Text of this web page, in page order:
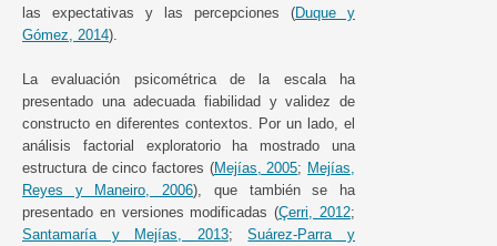
las expectativas y las percepciones (Duque y
Gómez, 2014).
La evaluación psicométrica de la escala ha
presentado una adecuada fiabilidad y validez de
constructo en diferentes contextos. Por un lado, el
análisis factorial exploratorio ha mostrado una
estructura de cinco factores (Mejías, 2005; Mejías,
Reyes y Maneiro, 2006), que también se ha
presentado en versiones modificadas (Çerri, 2012;
Santamaría y Mejías, 2013;Suárez-Parra y